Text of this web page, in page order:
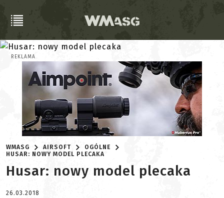
REKLAMA
WMASG AIRSOFT
OGÓLNE
HUSAR: NOWY MODEL PLECAKA
Husar: nowy model plecaka
26.03.2018